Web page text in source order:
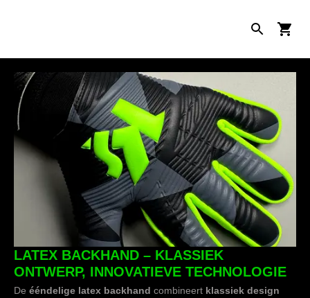
LATEX BACKHAND – KLASSIEK
ONTWERP, INNOVATIEVE TECHNOLOGIE
De ééndelige latex backhand combineert klassiek design